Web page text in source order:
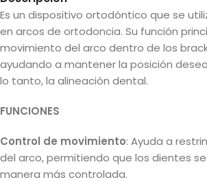
Es un dispositivo ortodóntico que se
en arcos de ortodoncia. Su función
movimiento del arco dentro de los
ayudando a mantener la posición
lo tanto, la alineación dental.
FUNCIONES
Control de movimiento: Ayuda a
del arco, permitiendo que los dientes
manera más controlada.